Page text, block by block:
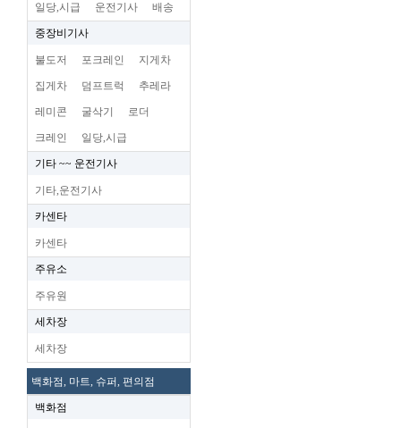
일당,시급 운전기사 배송
중장비기사
불도저 포크레인 지게차
집게차 덤프트럭 추레라
레미콘 굴삭기 로더
크레인 일당,시급
기타 ~~ 운전기사
기타,운전기사
카센타
카센타
주유소
주유원
세차장
세차장
백화점, 마트, 슈퍼, 편의점
백화점